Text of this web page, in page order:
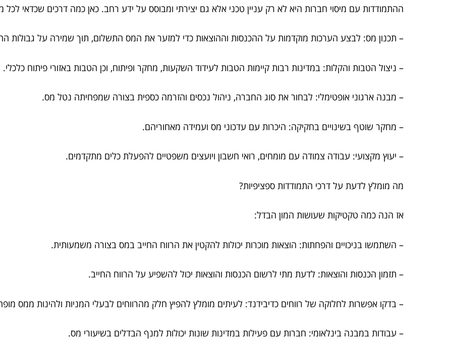
ההתמודדות עם מיסוי חברות היא לא רק עניין טכני אלא גם יצירתי ומבוסס על ידע רחב. כאן כמה דרכים שכדאי לכל
– תכנון מס: לבצע הערכות מוקדמות על ההכנסות וההוצאות כדי למזער את המס התשלום, תוך שמירה על גבולות
– ניצול הטבות והקלות: במדינות רבות קיימות הטבות לעידוד השקעות, מחקר ופיתוח, וכן הטבות באזורי פיתוח כלכלי.
– מבנה ארגוני אופטימלי: לבחור את סוג החברה, ניהול נכסים והזרמה כספית בצורה שמפחיתה נטל מס.
– מחקר שוטף בשינויים בחקיקה: היכרות עם עדכוני מס ועמידה מאחוריהם.
– יעוץ מקצועי: עבודה צמודה עם מומחים, רואי חשבון ויועצים משפטיים להפעלת כלים מתקדמים.
מה מומלץ לדעת על דרכי התמודדות ספציפיות?
אז הנה כמה טקטיקות שעושות המון הבדל:
– השתמשו בניכויים והפחתות: הוצאות מוכרות יכולות להקטין את הרווח החייב במס בצורה משמעותית.
– תזמון הכנסות והוצאות: לדעת מתי לרשום הכנסות והוצאות יכול להשפיע על הרווח החייב.
– בדקו אפשרות לחלוקה של רווחים כדיבידנד: לעיתים מומלץ להפיץ חלק מהרווחים לבעלי המניות ולהינות ממס
– עבודות במבנה בינלאומי: חברות עם פעילות במדינות שונות יכולות למנף הבדלים בשיעורי מס.